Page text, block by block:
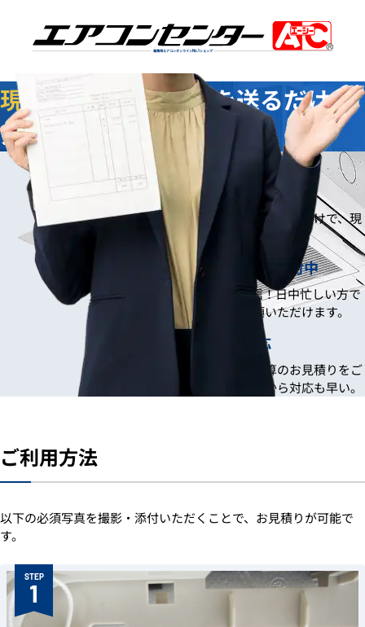
業務用エアコンオンラインNo.1ショップ
現地調査不要 ！写真を送るだけで
スムーズにお見積り
写真でスムーズお見積り3つのメリット
現地調査なしでOK！
お忙しい方も安心。撮った写真を送るだけで、現
地調査をせずにお見積りが可能です。
いつでも送れる！24時間受付中
スマホで撮って、その場で送信！日中忙しい方で
も、夜間や休日に手軽にご依頼いただけます。
最短即日！スピード対応
写真を確認でき次第、迅速に概算のお見積りをご
案内。状況がすぐに把握できるから対応も早い。
ご利用方法
以下の必須写真を撮影・添付いただくことで、お見積りが可能で
す。
STEP
1